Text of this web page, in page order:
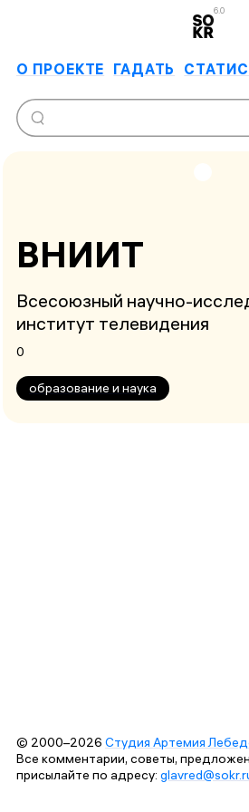
6.0
О ПРОЕКТЕ ГАДАТЬ
ВНИИТ
Всесоюзный научно-
институт телевидения
0
образование и наука
© 2000–2026 Студия Артемия
Все комментарии, советы,
присылайте по адресу: